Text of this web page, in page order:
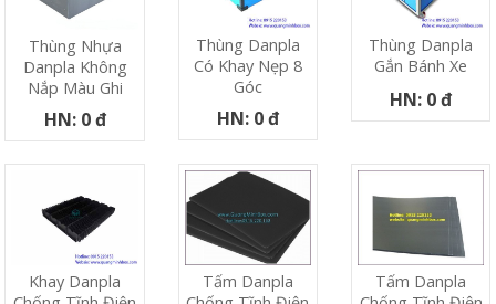
Thùng Nhựa
Danpla Không
Nắp Màu Ghi
HN: 0 đ
Thùng Danpla
Có Khay Nẹp 8
Góc
HN: 0 đ
Thùng Danpla
Gắn Bánh Xe
HN: 0 đ
Khay Danpla
Tấm Danpla
Tấm Danpla